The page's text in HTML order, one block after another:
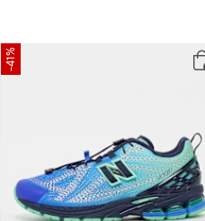
-41%